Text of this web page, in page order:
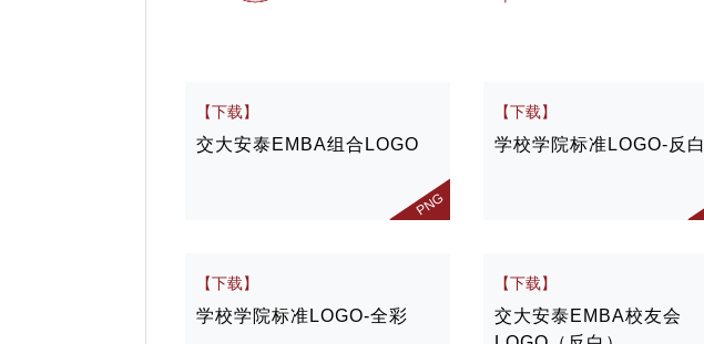
【下载】
交大安泰EMBA组合LOGO
PNG
【下载】
学校学院标准LOGO-反白
【下载】
学校学院标准LOGO-全彩
【下载】
交大安泰EMBA校友会